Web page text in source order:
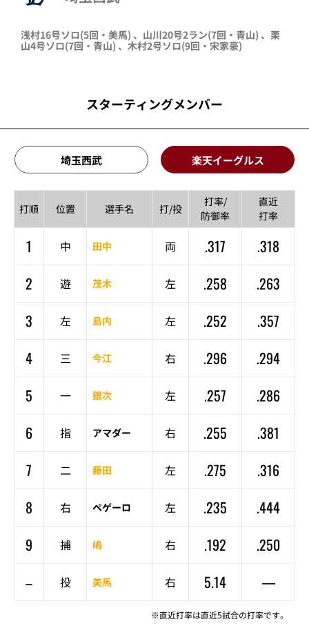
浅村16号ソロ(5回・ 美馬) 、 山川20号2ラン(7回・ 青山) 、 栗
山4号ソロ(7回・ 青山) 、 木村2号ソロ(9回・ 宋家豪)
スターティングメンバー
埼玉西武 楽天イーグルス
打順 位置 選手名 打/投
打率/
防御率
直近
打率
1 中 田中 両 .317
.318
2
遊 茂木 左 .258
.263
3
左 島内 左 .252
.357
4
三 今江 右 .296
.294
5
一 銀次 左 .257
.286
6
指 アマダー 右 .255
.381
7
二 藤田 左 .275
.316
8
右 ペゲーロ 左 .235
.444
9
捕 嶋 右 .192
.250
–
投 美馬 右 5.14 —
※直近打率は直近5試合の打率です。